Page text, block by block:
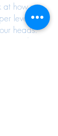
at how we
level
heads.